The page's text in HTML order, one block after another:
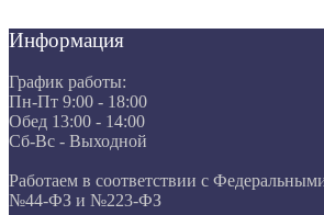
Информация
График работы:
Пн-Пт 9:00 - 18:00
Обед 13:00 - 14:00
Сб-Вс - Выходной
Работаем в соответствии с
№44-ФЗ и №223-ФЗ